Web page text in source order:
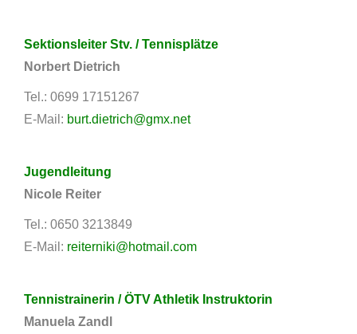
Sektionsleiter Stv. / Tennisplätze
Norbert Dietrich
Tel.: 0699 17151267
E-Mail: burt.dietrich@gmx.net
Jugendleitung
Nicole Reiter
Tel.: 0650 3213849
E-Mail: reiterniki@hotmail.com
Tennistrainerin / ÖTV Athletik Instruktorin
Manuela Zandl